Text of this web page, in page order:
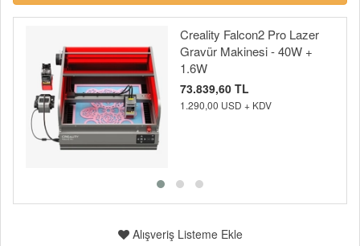
Creality Falcon2 Pro Lazer
Gravür Makinesi - 40W +
1.6W
73.839,60 TL
1.290,00 USD + KDV
Alışveriş Listeme Ekle